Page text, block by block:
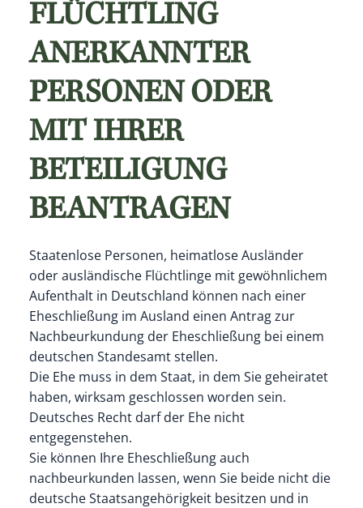
FLÜCHTLING
ANERKANNTER
PERSONEN ODER
MIT IHRER
BETEILIGUNG
BEANTRAGEN
Staatenlose Personen, heimatlose Ausländer
oder ausländische Flüchtlinge mit gewöhnlichem
Aufenthalt in Deutschland können nach einer
Eheschließung im Ausland einen Antrag zur
Nachbeurkundung der Eheschließung bei einem
deutschen Standesamt stellen.
Die Ehe muss in dem Staat, in dem Sie geheiratet
haben, wirksam geschlossen worden sein.
Deutsches Recht darf der Ehe nicht
entgegenstehen.
Sie können Ihre Eheschließung auch
nachbeurkunden lassen, wenn Sie beide nicht die
deutsche Staatsangehörigkeit besitzen und in